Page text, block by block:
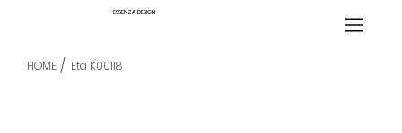
ESSENZA DESIGN
HOME / Eta K00118